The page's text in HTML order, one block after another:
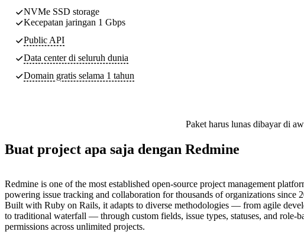
NVMe SSD storage
Kecepatan jaringan 1 Gbps
Public API
Data center di seluruh dunia
Domain gratis selama 1 tahun
Paket harus lunas dibayar di
Buat project apa saja dengan Redmine
Redmine is one of the most established open-source project management
powering issue tracking and collaboration for thousands of organizations since
Built with Ruby on Rails, it adapts to diverse methodologies — from agile
to traditional waterfall — through custom fields, issue types, statuses, and role-
permissions across unlimited projects.